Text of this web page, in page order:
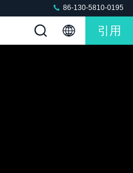
86-130-5810-0195
引用